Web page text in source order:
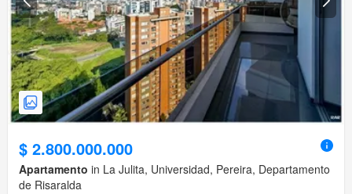
$ 2.800.000.000
Apartamento in La Julita, Universidad, Pereira, Departamento
de Risaralda